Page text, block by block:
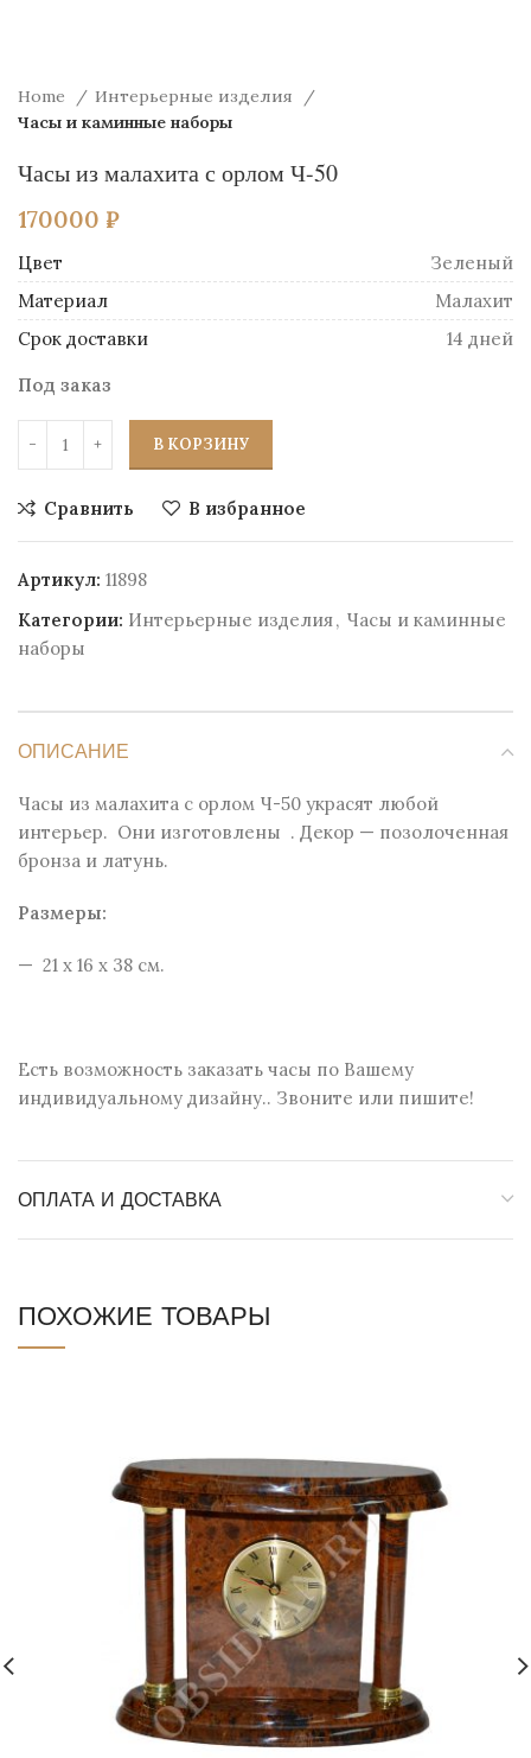
Home
Интерьерные изделия
Часы и каминные наборы
Часы из малахита с орлом Ч-50
170000 ₽
Цвет
Зеленый
Материал
Малахит
Срок доставки
14 дней
Под заказ
В КОРЗИНУ
Сравнить В избранное
Артикул: 11898
Категории: Интерьерные изделия, Часы и каминные
наборы
ОПИСАНИЕ
Часы из малахита с орлом Ч-50 украсят любой
интерьер. Они изготовлены . Декор — позолоченная
бронза и латунь.
Размеры:
— 21 х 16 х 38 см.
Есть возможность заказать часы по Вашему
индивидуальному дизайну.. Звоните или пишите!
ОПЛАТА И ДОСТАВКА
ПОХОЖИЕ ТОВАРЫ